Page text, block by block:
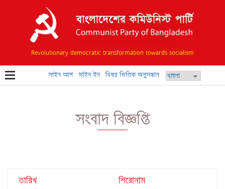
Revolutionary democratic transformation towards socialism
সাইন আপ সাইন ইন বিষয় ভিত্তিক অনুসন্ধান
সংবাদ বিজ্ঞপ্তি
তারিখ শিরোনাম